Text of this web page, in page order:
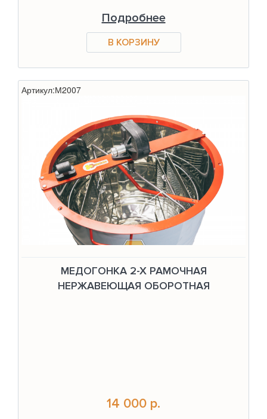
Подробнее
Артикул:М2007
МЕДОГОНКА 2-Х РАМОЧНАЯ
НЕРЖАВЕЮЩАЯ ОБОРОТНАЯ
14 000 р.